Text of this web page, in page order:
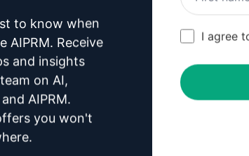
Metadaten
auf Deiner Website
und profitiere von einer
to know when
AIPRM. Receive
and insights
on AI,
AIPRM.
you won't
I agree